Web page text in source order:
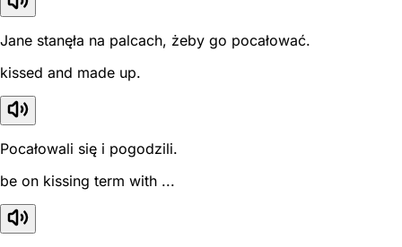
Jane stanęła na palcach, żeby go pocałować.
kissed and made up.
Pocałowali się i pogodzili.
be on kissing term with ...